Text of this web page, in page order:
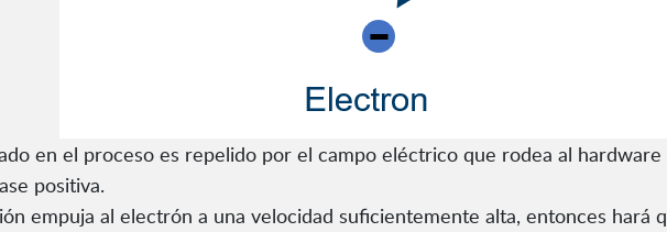
en el proceso es repelido por el campo eléctrico que rodea al hardware
positiva.
empuja al electrón a una velocidad suficientemente alta, entonces hará